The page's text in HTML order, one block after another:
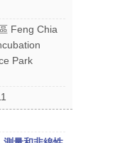
Feng Chia
Park